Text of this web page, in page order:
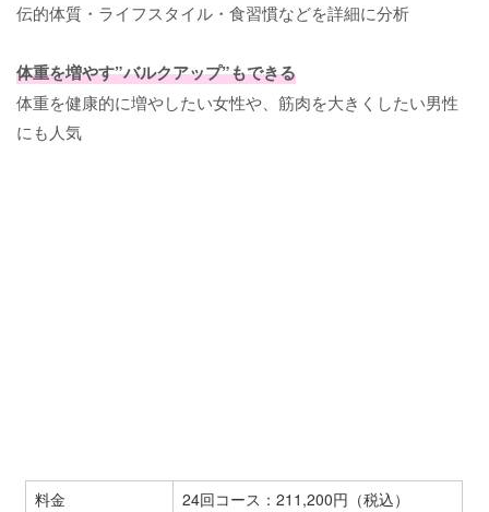
伝的体質・ライフスタイル・食習慣などを詳細に分析
体重を増やす”バルクアップ”もできる
体重を健康的に増やしたい女性や、筋肉を大きくしたい男性
にも人気
料金
24回コース：211,200円（税込）